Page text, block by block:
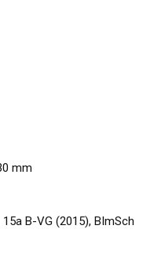
mm
B-VG (2015), BImSch